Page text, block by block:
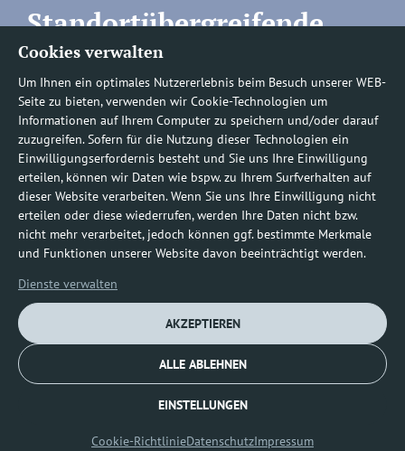
Cookies verwalten
Um Ihnen ein optimales Nutzererlebnis beim Besuch unserer WEB-
Seite zu bieten, verwenden wir Cookie-Technologien um
Informationen auf Ihrem Computer zu speichern und/oder darauf
zuzugreifen. Sofern für die Nutzung dieser Technologien ein
Einwilligungserfordernis besteht und Sie uns Ihre Einwilligung
erteilen, können wir Daten wie bspw. zu Ihrem Surfverhalten auf
dieser Website verarbeiten. Wenn Sie uns Ihre Einwilligung nicht
erteilen oder diese wiederrufen, werden Ihre Daten nicht bzw.
nicht mehr verarbeitet, jedoch können ggf. bestimmte Merkmale
und Funktionen unserer Website davon beeinträchtigt werden.
Dienste verwalten
AKZEPTIEREN
ALLE ABLEHNEN
EINSTELLUNGEN
Cookie-RichtlinieDatenschutzImpressum
Standortübergreifende
Rufnummern
Befundauskünfte/
Nachforderungen
0800 1219100-10
© [2026] diagnosticum
Datenschutz Cookie-Richtlinie (EU)